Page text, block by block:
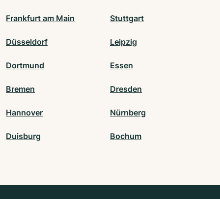
Frankfurt am Main Stuttgart
Düsseldorf Leipzig
Dortmund Essen
Bremen Dresden
Hannover Nürnberg
Duisburg Bochum